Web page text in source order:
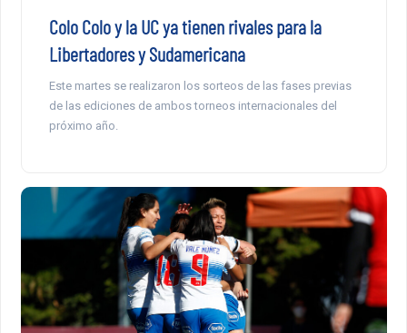
Colo Colo y la UC ya tienen rivales para la
Libertadores y Sudamericana
Este martes se realizaron los sorteos de las fases previas
de las ediciones de ambos torneos internacionales del
próximo año.